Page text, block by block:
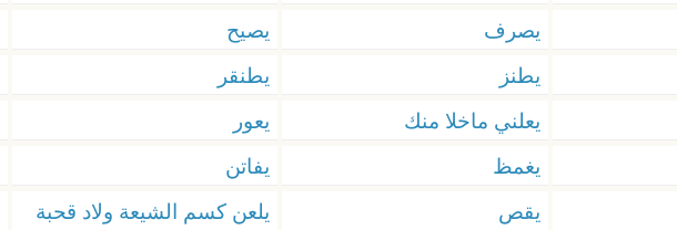
يصرف يصيح
يطنز يطنقر
يعلني ماخلا منك يعور
يغمظ يفاتن
يقص
يلعن كسم الشيعة ولاد قحبة